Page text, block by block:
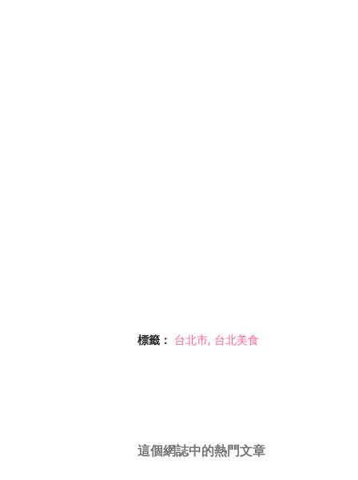
標籤： 台北市 台北美食
這個網誌中的熱門文章